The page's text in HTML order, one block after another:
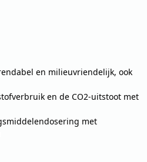
en milieuvriendelijk, ook
en de CO2-uitstoot met
met